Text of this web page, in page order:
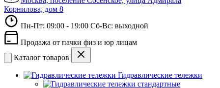
Корнилова, дом 8
Пн-Пт: 09:00 - 19:00 Сб-Вс: выходной
Продажа от пачки физ и юр лицам
Каталог товаров
Гидравлические тележки